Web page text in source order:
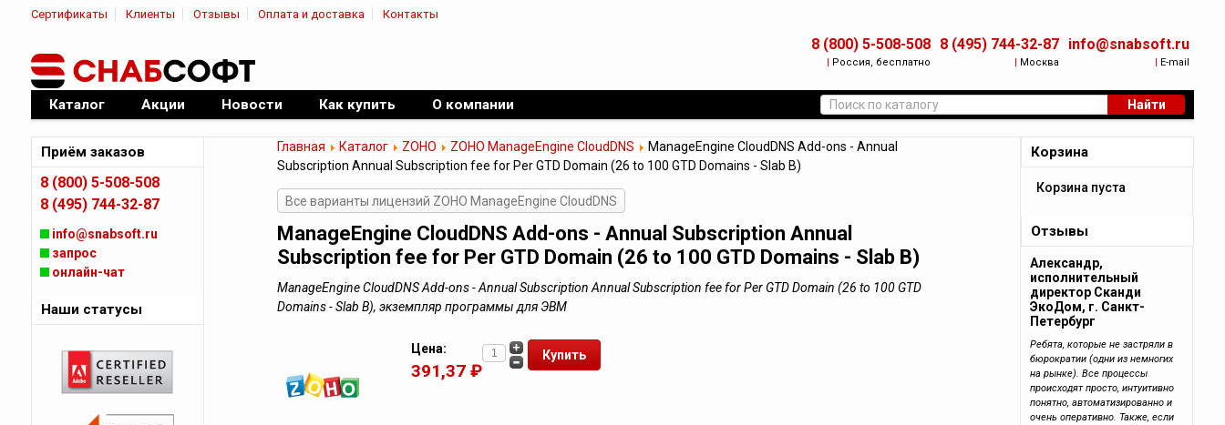
Сертификаты Клиенты Отзывы Оплата и доставка Контакты
8 (800) 5-508-508
| Россия, бесплатно
8 (495) 744-32-87
| Москва
info@snabsoft.ru
| E-mail
Официальный дилер ПО
Каталог Акции Новости Как купить О компании Найти
Главная Каталог ZOHO ZOHO ManageEngine CloudDNS
ManageEngine CloudDNS Add-ons - Annual
Subscription Annual Subscription fee for Per GTD Domain (26 to 100 GTD Domains - Slab B)
Все варианты лицензий ZOHO ManageEngine CloudDNS
ManageEngine CloudDNS Add-ons - Annual Subscription Annual
Subscription fee for Per GTD Domain (26 to 100 GTD Domains - Slab B)
ManageEngine CloudDNS Add-ons - Annual Subscription Annual Subscription fee for Per GTD Domain (26 to 100 GTD
Domains - Slab B), экземпляр программы для ЭВМ
Цена:
391,37 ₽
Приём заказов
8 (800) 5-508-508
8 (495) 744-32-87
info@snabsoft.ru
запрос
онлайн-чат
Наши статусы
Корзина
Корзина пуста
Отзывы
Александр,
исполнительный
директор Сканди
ЭкоДом, г. Санкт-
Петербург
Ребята, которые не застряли в
бюрократии (одни из немногих
на рынке). Все процессы
происходят просто, интуитивно
понятно, автоматизированно и
очень оперативно. Также, если